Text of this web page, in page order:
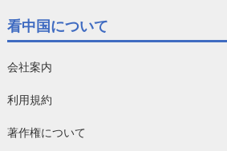
看中国について
会社案内
利用規約
著作権について